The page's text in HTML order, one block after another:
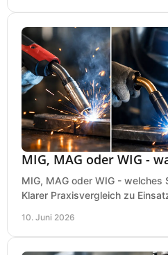
MIG, MAG oder WIG -
MIG, MAG oder WIG -
Klarer Praxisvergleich zu
10. Juni 2026